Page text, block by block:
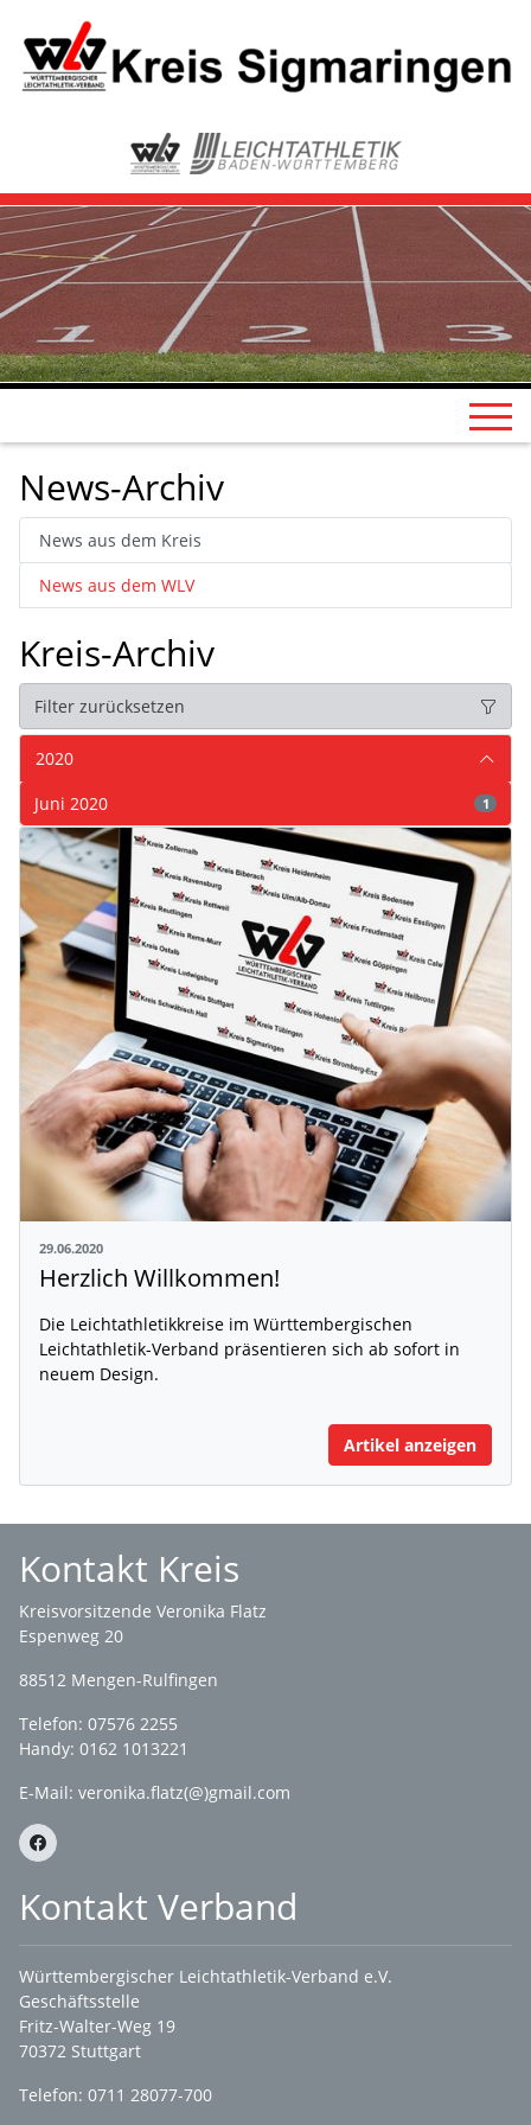
News-Archiv
News aus dem Kreis
News aus dem WLV
Kreis-Archiv
Filter zurücksetzen
2020
Juni 2020
1
29.06.2020
Herzlich Willkommen!
Die Leichtathletikkreise im Württembergischen
Leichtathletik-Verband präsentieren sich ab sofort in
neuem Design.
Artikel anzeigen
Kontakt Kreis
Kreisvorsitzende Veronika Flatz
Espenweg 20
88512 Mengen-Rulfingen
Telefon: 07576 2255
Handy: 0162 1013221
E-Mail: veronika.flatz(@)gmail.com
Kontakt Verband
Württembergischer Leichtathletik-Verband e.V.
Geschäftsstelle
Fritz-Walter-Weg 19
70372 Stuttgart
Telefon: 0711 28077-700